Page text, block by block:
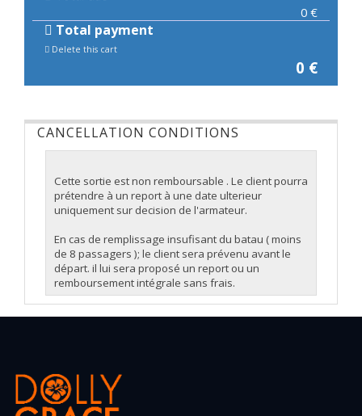
0 €
Total payment
Delete this cart
0 €
CANCELLATION CONDITIONS
Cette sortie est non remboursable . Le client pourra
prétendre à un report à une date ulterieur
uniquement sur decision de l'armateur.
En cas de remplissage insufisant du batau ( moins
de 8 passagers ); le client sera prévenu avant le
départ. il lui sera proposé un report ou un
remboursement intégrale sans frais.